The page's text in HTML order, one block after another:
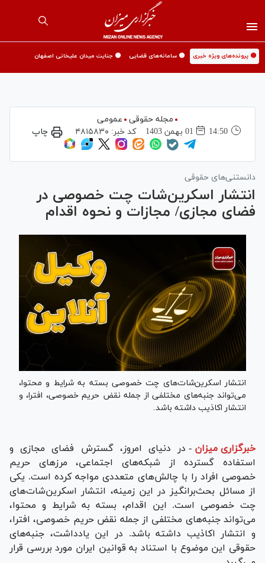
🟡 پرونده‌های ویژه خبری 🟡 سامانه‌های قضایی 🟡 جنایت میدان علیخانی اصفهان
مجله حقوقی
عمومی
14:50
01 بهمن 1403 کد خبر: ۴۸۱۵۸۳۰ چاپ
دانستنی‌های حقوقی
انتشار اسکرین‌شات چت خصوصی در
فضای مجازی/ مجازات و نحوه اقدام
انتشار اسکرین‌شات‌های چت خصوصی بسته به شرایط و محتوا،
می‌تواند جنبه‌های مختلفی از جمله نقض حریم خصوصی، افترا، و
انتشار اکاذیب داشته باشد.
خبرگزاری میزان - در دنیای امروز، گسترش فضای مجازی و
استفاده گسترده از شبکه‌های اجتماعی، مرز‌های حریم
خصوصی افراد را با چالش‌های متعددی مواجه کرده است. یکی
از مسائل بحث‌برانگیز در این زمینه، انتشار اسکرین‌شات‌های
چت خصوصی است. این اقدام، بسته به شرایط و محتوا،
می‌تواند جنبه‌های مختلفی از جمله نقض حریم خصوصی، افترا،
و انتشار اکاذیب داشته باشد. در این یادداشت، جنبه‌های
حقوقی این موضوع با استناد به قوانین ایران مورد بررسی قرار